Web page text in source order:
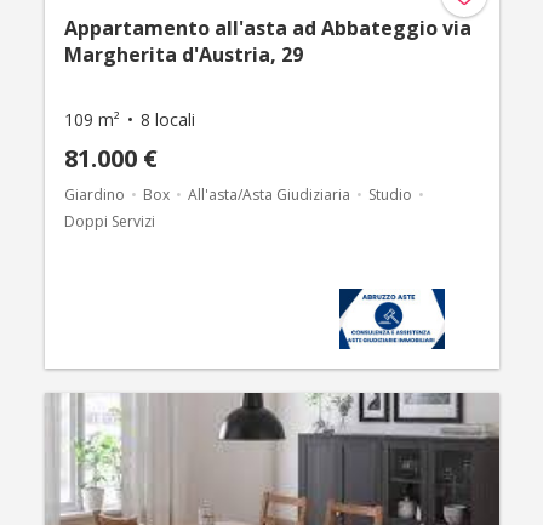
Appartamento all'asta ad Abbateggio via
Margherita d'Austria, 29
109 m² 8 locali
81.000 €
Giardino Box All'asta/Asta Giudiziaria
Studio
Doppi Servizi